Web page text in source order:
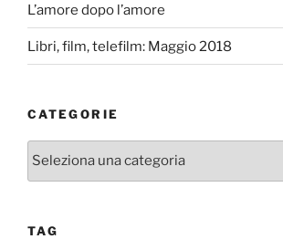
L’amore dopo l’amore
Libri, film, telefilm: Maggio 2018
CATEGORIE
Categorie
TAG